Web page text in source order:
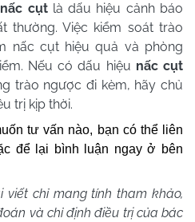
cụtlà dấu hiệu cảnh báo
thường. Việc kiểm soát trào
nấc cụt hiệu quả và phòng
Nếu có dấu hiệu nấc cụt
trào ngược đi kèm, hãy chủ
trị kịp thời.
tư vấn nào, bạn có thể liên
để lại bình luận ngay ở bên
viết chỉ mang tính tham khảo,
và chỉ định điều trị của bác